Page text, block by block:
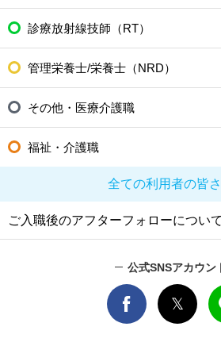
診療放射線技師（RT）
管理栄養士/栄養士（NRD）
その他・医療介護職
福祉・介護職
全ての利用者の皆
ご入職後のアフターフォローについて
公式SNSアカウン